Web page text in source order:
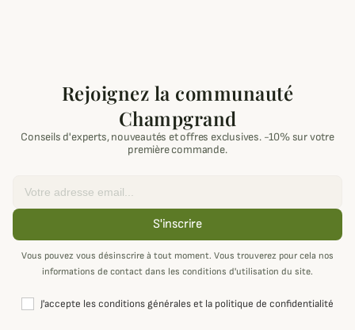
Rejoignez la communauté
Champgrand
Conseils d'experts, nouveautés et offres exclusives. -10% sur votre
première commande.
S'inscrire
Vous pouvez vous désinscrire à tout moment. Vous trouverez pour cela nos
informations de contact dans les conditions d'utilisation du site.
J'accepte les conditions générales et la politique de confidentialité